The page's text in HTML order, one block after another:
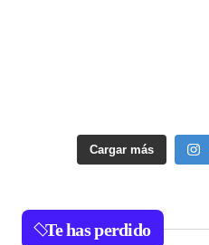
Cargar más
Te has perdido